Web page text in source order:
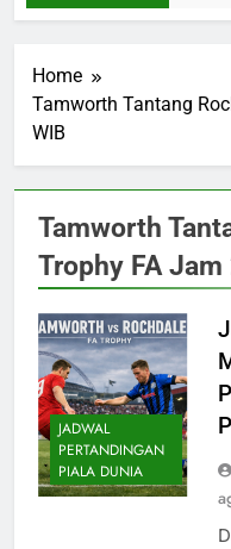
Home
Tamworth Tantang
WIB
Tamworth
Trophy FA
JADWAL
PERTANDINGAN
PIALA DUNIA